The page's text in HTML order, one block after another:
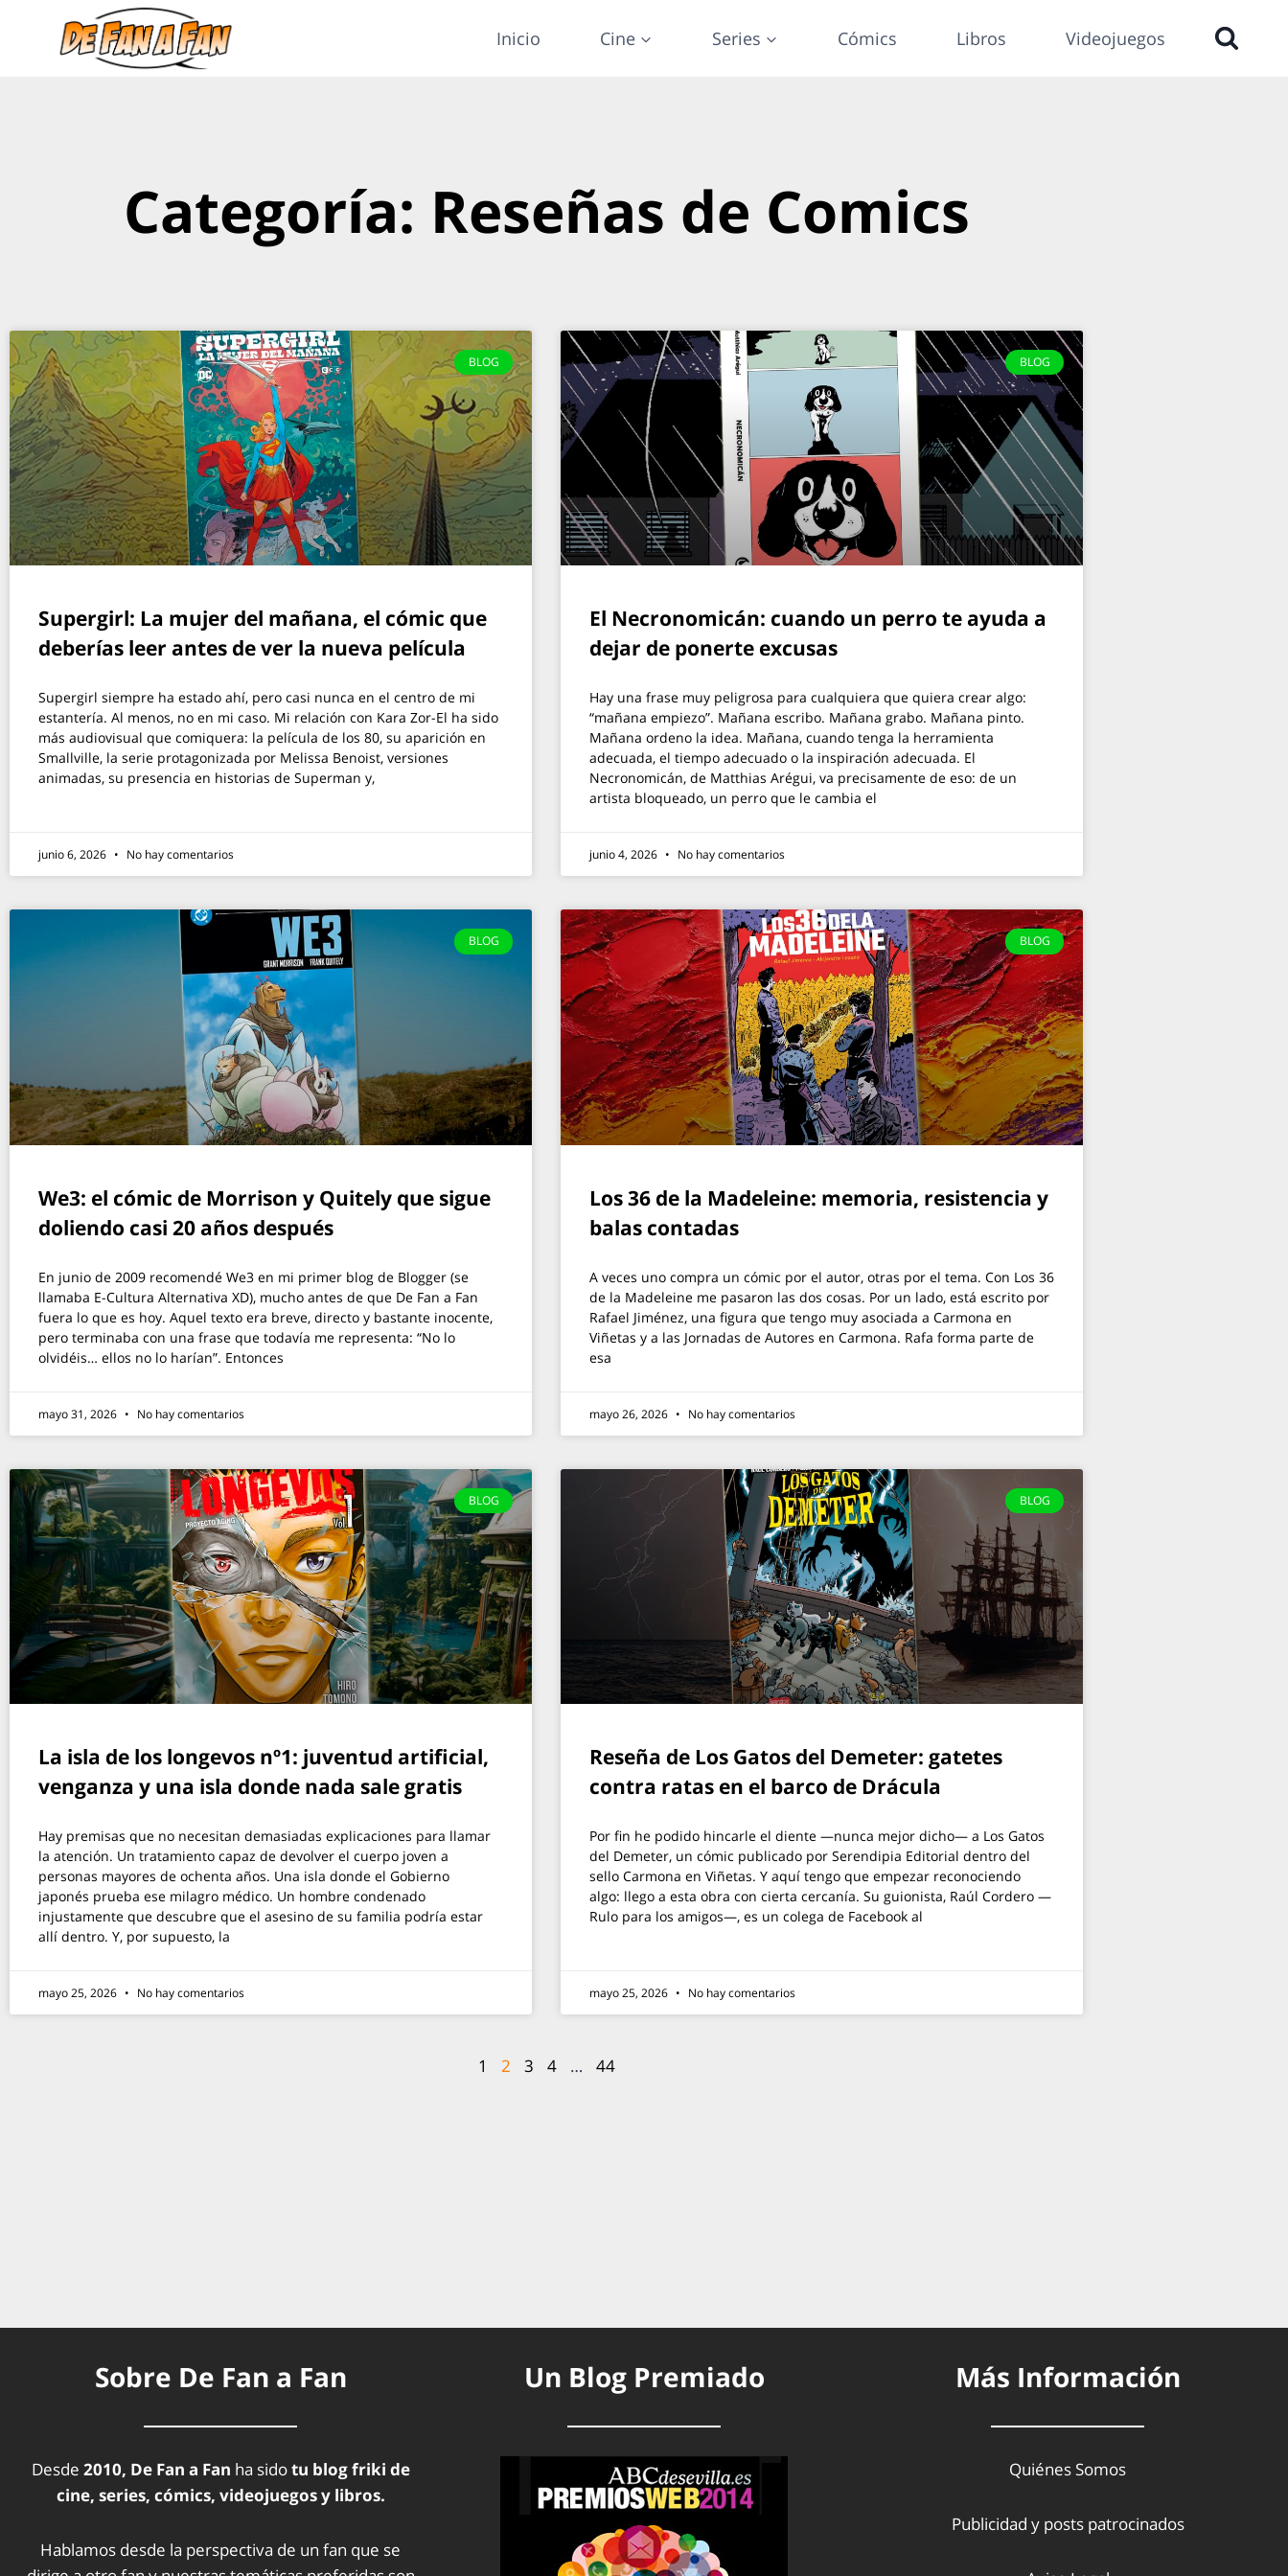
Inicio Cine Series Cómics Libros Videojuegos
Categoría: Reseñas de Comics
BLOG
Supergirl: La mujer del mañana, el cómic que
deberías leer antes de ver la nueva película
Supergirl siempre ha estado ahí, pero casi nunca en el centro de mi
estantería. Al menos, no en mi caso. Mi relación con Kara Zor-El ha sido
más audiovisual que comiquera: la película de los 80, su aparición en
Smallville, la serie protagonizada por Melissa Benoist, versiones
animadas, su presencia en historias de Superman y,
junio 6, 2026 No hay comentarios
BLOG
El Necronomicán: cuando un perro te ayuda a
dejar de ponerte excusas
Hay una frase muy peligrosa para cualquiera que quiera crear algo:
“mañana empiezo”. Mañana escribo. Mañana grabo. Mañana pinto.
Mañana ordeno la idea. Mañana, cuando tenga la herramienta
adecuada, el tiempo adecuado o la inspiración adecuada. El
Necronomicán, de Matthias Arégui, va precisamente de eso: de un
artista bloqueado, un perro que le cambia el
junio 4, 2026 No hay comentarios
BLOG
We3: el cómic de Morrison y Quitely que sigue
doliendo casi 20 años después
En junio de 2009 recomendé We3 en mi primer blog de Blogger (se
llamaba E-Cultura Alternativa XD), mucho antes de que De Fan a Fan
fuera lo que es hoy. Aquel texto era breve, directo y bastante inocente,
pero terminaba con una frase que todavía me representa: “No lo
olvidéis… ellos no lo harían”. Entonces
mayo 31, 2026 No hay comentarios
BLOG
Los 36 de la Madeleine: memoria, resistencia y
balas contadas
A veces uno compra un cómic por el autor, otras por el tema. Con Los 36
de la Madeleine me pasaron las dos cosas. Por un lado, está escrito por
Rafael Jiménez, una figura que tengo muy asociada a Carmona en
Viñetas y a las Jornadas de Autores en Carmona. Rafa forma parte de
esa
mayo 26, 2026 No hay comentarios
BLOG
La isla de los longevos nº1: juventud artificial,
venganza y una isla donde nada sale gratis
Hay premisas que no necesitan demasiadas explicaciones para llamar
la atención. Un tratamiento capaz de devolver el cuerpo joven a
personas mayores de ochenta años. Una isla donde el Gobierno
japonés prueba ese milagro médico. Un hombre condenado
injustamente que descubre que el asesino de su familia podría estar
allí dentro. Y, por supuesto, la
mayo 25, 2026 No hay comentarios
BLOG
Reseña de Los Gatos del Demeter: gatetes
contra ratas en el barco de Drácula
Por fin he podido hincarle el diente —nunca mejor dicho— a Los Gatos
del Demeter, un cómic publicado por Serendipia Editorial dentro del
sello Carmona en Viñetas. Y aquí tengo que empezar reconociendo
algo: llego a esta obra con cierta cercanía. Su guionista, Raúl Cordero —
Rulo para los amigos—, es un colega de Facebook al
mayo 25, 2026 No hay comentarios
1 2 3 4 … 44
Sobre De Fan a Fan
Desde 2010, De Fan a Fan ha sidotu blog friki de
cine, series, cómics, videojuegos y libros.
Hablamos desde la perspectiva de un fan que se
Un Blog Premiado Más Información
Quiénes Somos
Publicidad y posts patrocinados